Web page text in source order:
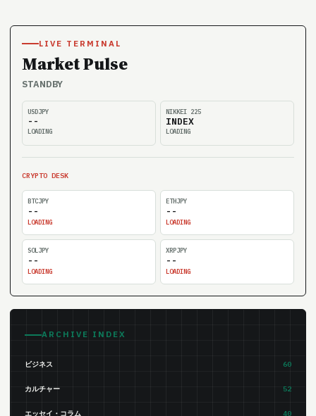
LIVE TERMINAL
Market Pulse
STANDBY
USDJPY
--
LOADING
NIKKEI 225
INDEX
LOADING
CRYPTO DESK
BTCJPY
--
LOADING
ETHJPY
--
LOADING
SOLJPY
--
LOADING
XRPJPY
--
LOADING
ARCHIVE INDEX
ビジネス 60
カルチャー 52
エッセイ・コラム 40